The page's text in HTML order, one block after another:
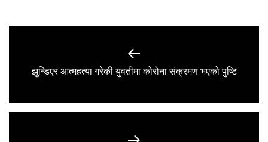
Previous
झुन्डिएर आत्महत्या गरेकी युवतीमा कोरोना संक्रमण भएको पुष्टि